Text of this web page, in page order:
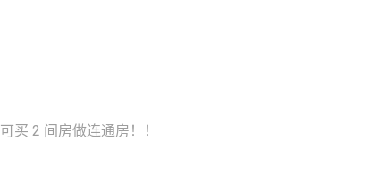
买 2 间房做连通房！！